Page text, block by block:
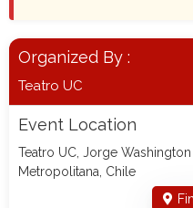
Organized By :
Teatro UC
Event Location
Teatro UC, Jorge
Metropolitana, Chile